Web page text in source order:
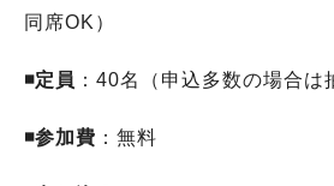
同席OK）
◾️定員 ：40名（申込多数の場合は
◾️参加費 ：無料